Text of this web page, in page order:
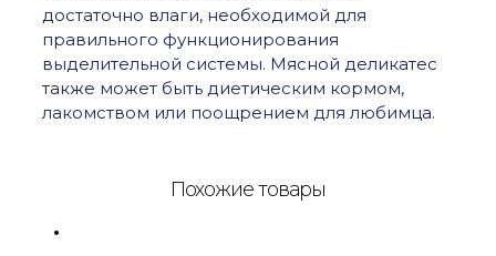
достаточно влаги, необходимой для
правильного функционирования
выделительной системы. Мясной деликатес
также может быть диетическим кормом,
лакомством или поощрением для любимца.
Похожие товары